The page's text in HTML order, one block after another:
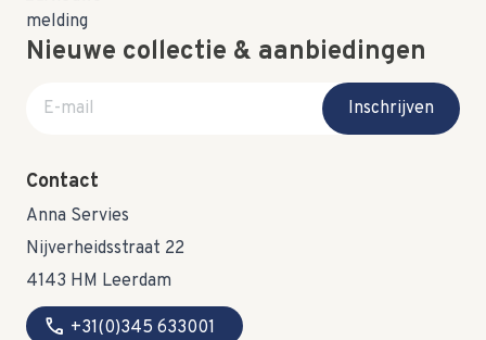
Nieuwe collectie & aanbiedingen
E-mail adres
Inschrijven
Contact
Anna Servies
Nijverheidsstraat 22
4143 HM Leerdam
call +31(0)345 633001